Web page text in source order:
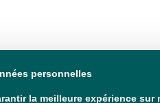
personnelles
la meilleure expérience sur